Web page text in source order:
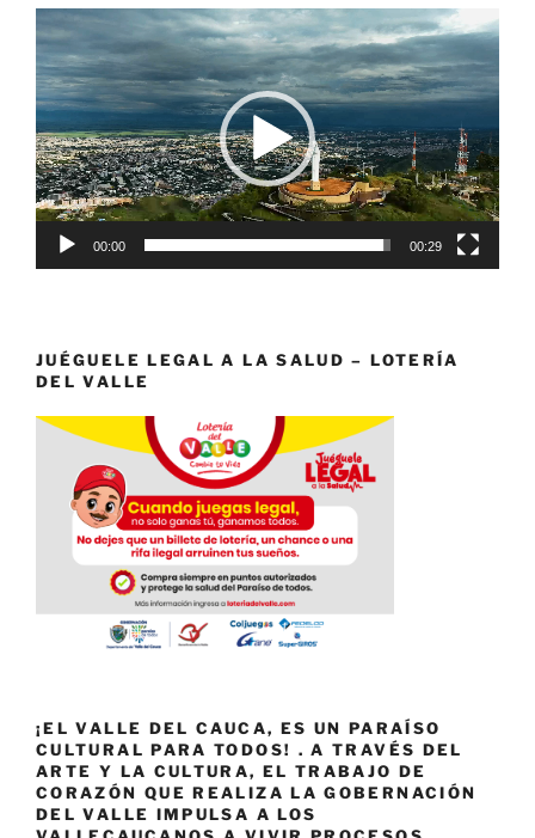
Reproductor
de
vídeo
00:00 00:29
JUÉGUELE LEGAL A LA SALUD – LOTERÍA
DEL VALLE
¡EL VALLE DEL CAUCA, ES UN PARAÍSO
CULTURAL PARA TODOS! . A TRAVÉS DEL
ARTE Y LA CULTURA, EL TRABAJO DE
CORAZÓN QUE REALIZA LA GOBERNACIÓN
DEL VALLE IMPULSA A LOS